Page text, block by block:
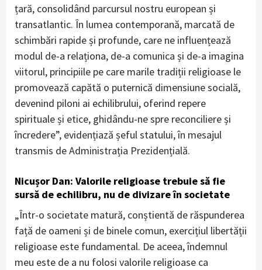
țară, consolidând parcursul nostru european și
transatlantic. În lumea contemporană, marcată de
schimbări rapide și profunde, care ne influențează
modul de-a relaționa, de-a comunica și de-a imagina
viitorul, principiile pe care marile tradiții religioase le
promovează capătă o puternică dimensiune socială,
devenind piloni ai echilibrului, oferind repere
spirituale și etice, ghidându-ne spre reconciliere și
încredere”, evidențiază șeful statului, în mesajul
transmis de Administrația Prezidențială.
Nicușor Dan: Valorile religioase trebuie să fie
sursă de echilibru, nu de divizare în societate
„Într-o societate matură, conștientă de răspunderea
față de oameni și de binele comun, exercițiul libertății
religioase este fundamental. De aceea, îndemnul
meu este de a nu folosi valorile religioase ca